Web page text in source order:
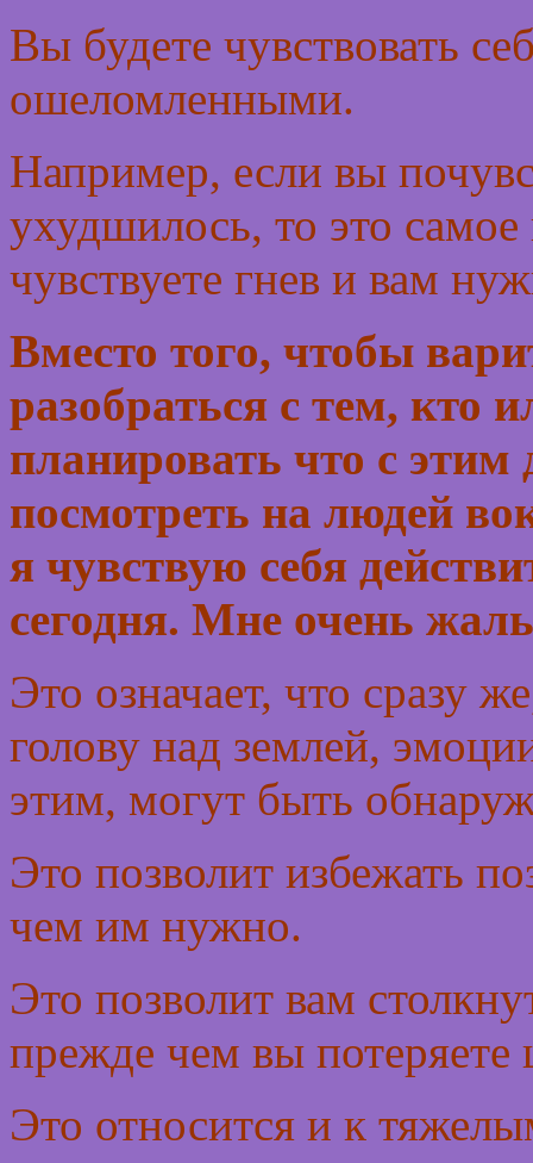
Вы будете чувствовать
ошеломленными.
Например, если вы
ухудшилось, то это
чувствуете гнев и вам
Вместо того, чтобы
разобраться с тем, кто
планировать что с
посмотреть на людей
я чувствую себя
сегодня. Мне очень
Это означает, что сразу
голову над землей,
этим, могут быть
Это позволит избежать
чем им нужно.
Это позволит вам
прежде чем вы потеряете
Это относится и к